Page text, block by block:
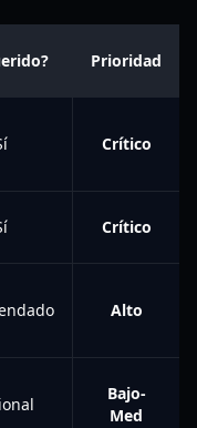
Prioridad
Crítico
Crítico
Alto
Bajo-
Med